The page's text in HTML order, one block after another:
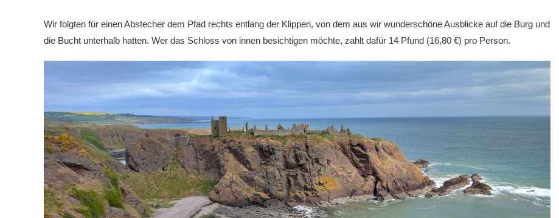
Wir folgten für einen Abstecher dem Pfad rechts entlang der Klippen, von dem aus wir wunderschöne Ausblicke auf die Burg und
die Bucht unterhalb hatten. Wer das Schloss von innen besichtigen möchte, zahlt dafür 14 Pfund (16,80 €) pro Person.